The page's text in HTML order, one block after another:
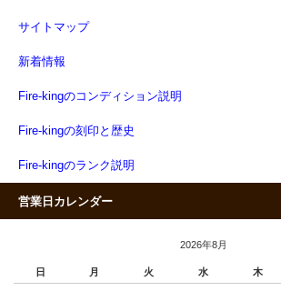
サイトマップ
新着情報
Fire-kingのコンディション説明
Fire-kingの刻印と歴史
Fire-kingのランク説明
営業日カレンダー
2026年8月
日 月 火 水 木